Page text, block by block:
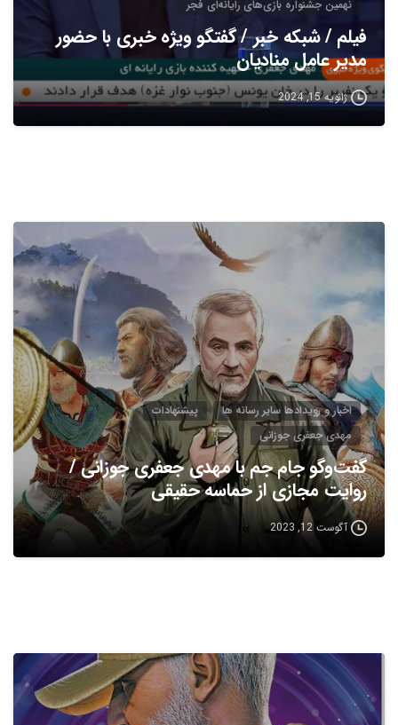
نهمین جشنواره بازی‌های رایانه‌ای فجر
فیلم / شبکه خبر / گفتگو ویژه خبری با حضور
مدیر عامل منادیان
ژانویه 15, 2024
10
اخبار و رویدادها سایر رسانه ها
پیشنهادات
مهدی جعفری جوزانی
گفت‌وگو جام جم با مهدی جعفری جوزانی /
روایت‌ مجازی از حماسه‌ حقیقی
آگوست 12, 2023
0